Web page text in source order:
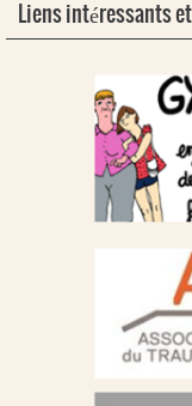
Liens intéressants